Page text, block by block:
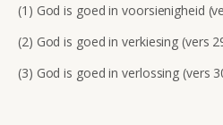
(1) God is goed in voorsienigheid
(2) God is goed in verkiesing (vers
(3) God is goed in verlossing (vers